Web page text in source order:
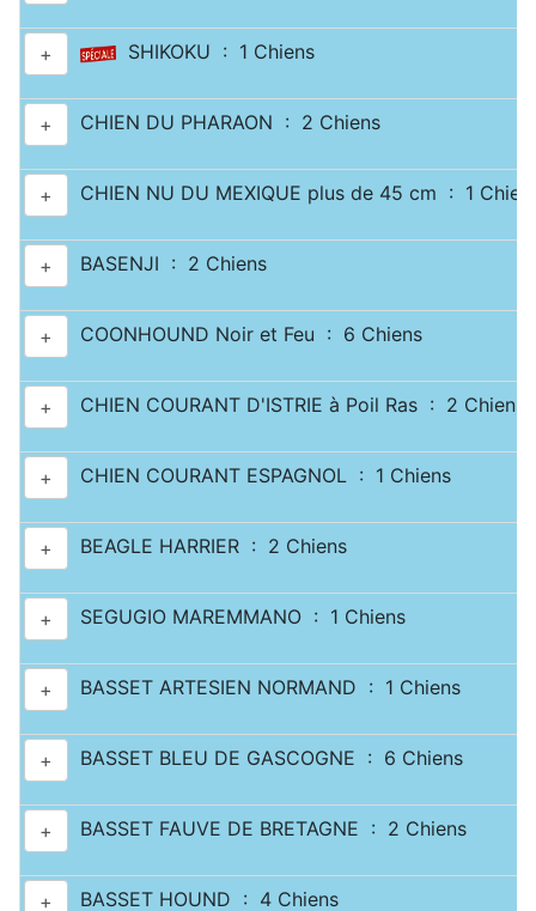
+ SHIKOKU : 1 Chiens
+ CHIEN DU PHARAON : 2 Chiens
+ CHIEN NU DU MEXIQUE plus de 45 cm : 1
+ BASENJI : 2 Chiens
+ COONHOUND Noir et Feu : 6 Chiens
+ CHIEN COURANT D'ISTRIE à Poil Ras : 2 Chiens
+ CHIEN COURANT ESPAGNOL : 1 Chiens
+ BEAGLE HARRIER : 2 Chiens
+ SEGUGIO MAREMMANO : 1 Chiens
+ BASSET ARTESIEN NORMAND : 1 Chiens
+ BASSET BLEU DE GASCOGNE : 6 Chiens
+ BASSET FAUVE DE BRETAGNE : 2 Chiens
+ BASSET HOUND : 4 Chiens